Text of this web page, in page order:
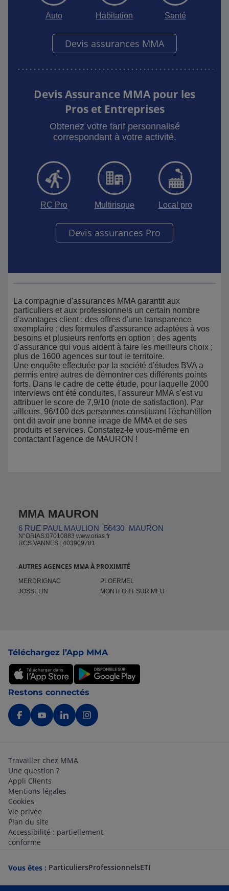
Auto Habitation Santé
Devis assurances MMA
Devis Assurance MMA pour les
Pros et Entreprises
Obtenez votre tarif personnalisé
correspondant à votre activité.
RC Pro Multirisque Local pro
Devis assurances Pro
La compagnie d'assurances MMA garantit aux
particuliers et aux professionnels un certain nombre
d'avantages client : des offres d'une transparence
exemplaire ; des formules d'assurance adaptées à vos
besoins et plusieurs renforts en option ; des agents
d'assurance qui vous aident à faire les meilleurs choix ;
plus de 1600 agences sur tout le territoire.
Une enquête effectuée par la société d'études BVA a
permis entre autres de démontrer ces différents points
forts. Dans le cadre de cette étude, pour laquelle 2000
interviews ont été conduites, l'assureur MMA s'est vu
attribuer le score de 7,9/10 (note de satisfaction). Par
ailleurs, 96/100 des personnes constituant l'échantillon
ont dit avoir une bonne image de MMA et de ses
produits et services. Constatez-le vous-même en
contactant l'agence de MAURON !
MMA MAURON
6 RUE PAUL MAULION 56430 MAURON
N°ORIAS:07010883 www.orias.fr
RCS VANNES : 403909781
AUTRES AGENCES MMA À PROXIMITÉ
MERDRIGNAC
PLOERMEL
JOSSELIN
MONTFORT SUR MEU
Téléchargez l’App MMA
Restons connectés
Travailler chez MMA
Une question ?
Appli Clients
Mentions légales
Cookies
Vie privée
Plan du site
Accessibilité : partiellement
conforme
Vous êtes : ParticuliersProfessionnelsETI